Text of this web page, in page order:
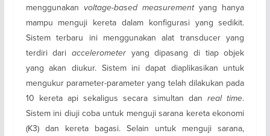
menggunakan voltage-based measurementyang hanya
mampu menguji kereta dalam konfigurasi yang sedikit.
Sistem terbaru ini menggunakan alat transducer yang
terdiri dariaccelerometer yang dipasang di tiap objek
yang akan diukur. Sistem ini dapat diaplikasikan untuk
mengukur parameter-parameter yang telah dilakukan pada
10 kereta api sekaligus secara simultan danreal time.
Sistem ini diuji coba untuk menguji sarana kereta ekonomi
(K3) dan kereta bagasi. Selain untuk menguji sarana,